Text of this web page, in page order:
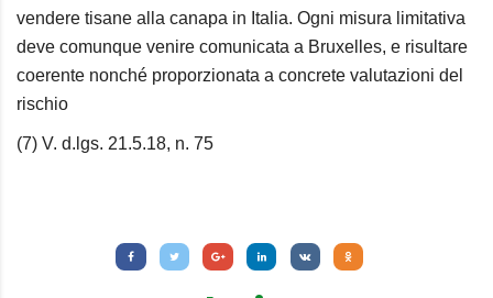
vendere tisane alla canapa in Italia. Ogni misura limitativa
deve comunque venire comunicata a Bruxelles, e risultare
coerente nonché proporzionata a concrete valutazioni del
rischio
(7) V. d.lgs. 21.5.18, n. 75